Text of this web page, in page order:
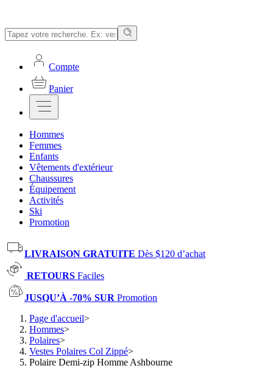
Compte
Panier
Hommes
Femmes
Enfants
Vêtements d'extérieur
Chaussures
Équipement
Activités
Ski
Promotion
LIVRAISON GRATUITE Dès $120 d’achat
RETOURS Faciles
JUSQU’À -70% SUR Promotion
Page d'accueil>
Hommes>
Polaires>
Vestes Polaires Col Zippé>
Polaire Demi-zip Homme Ashbourne